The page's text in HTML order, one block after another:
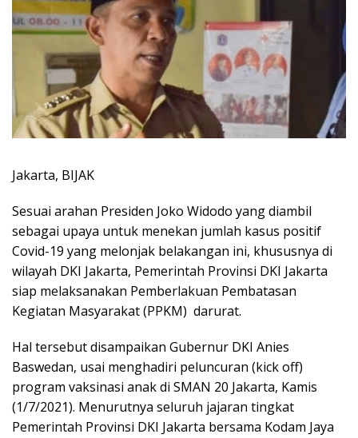
Jakarta, BIJAK
Sesuai arahan Presiden Joko Widodo yang diambil
sebagai upaya untuk menekan jumlah kasus positif
Covid-19 yang melonjak belakangan ini, khususnya di
wilayah DKI Jakarta, Pemerintah Provinsi DKI Jakarta
siap melaksanakan Pemberlakuan Pembatasan
Kegiatan Masyarakat (PPKM) darurat.
Hal tersebut disampaikan Gubernur DKI Anies
Baswedan, usai menghadiri peluncuran (kick off)
program vaksinasi anak di SMAN 20 Jakarta, Kamis
(1/7/2021). Menurutnya seluruh jajaran tingkat
Pemerintah Provinsi DKI Jakarta bersama Kodam Jaya